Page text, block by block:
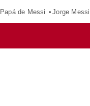
Papá de Messi Jorge Messi